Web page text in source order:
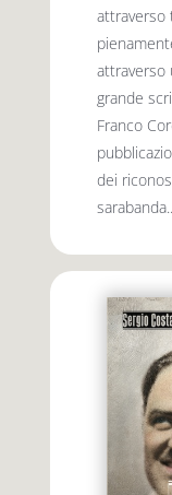
i fuori collana
attraverso
attraverso
grande
Franco
dei